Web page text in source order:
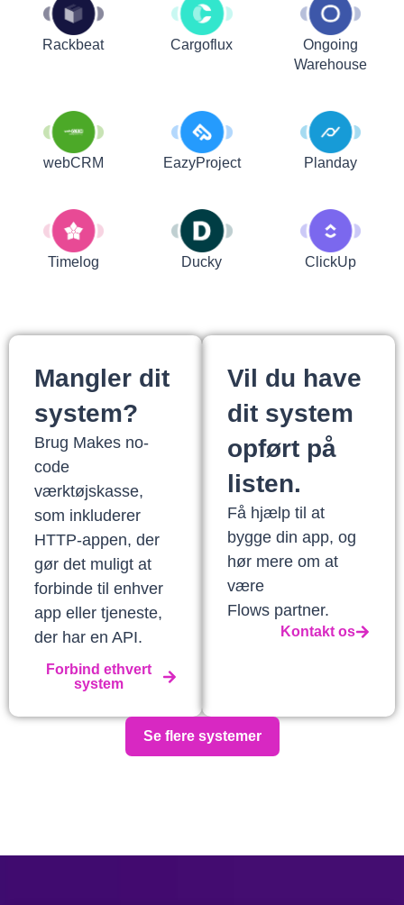
Rackbeat Cargoflux
Ongoing
Warehouse
webCRM EazyProject Planday
Timelog Ducky ClickUp
Mangler dit
system?
Brug Makes no-
code
værktøjskasse,
som inkluderer
HTTP-appen, der
gør det muligt at
forbinde til enhver
app eller tjeneste,
der har en API.
Forbind ethvert
system
Vil du have
dit system
opført på
listen.
Få hjælp til at
bygge din app, og
hør mere om at
være
Flows partner.
Kontakt os
Se flere systemer